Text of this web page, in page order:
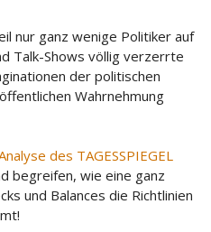
nur ganz wenige Politiker auf
Talk-Shows völlig verzerrte
der politischen
Wahrnehmung
des TAGESSPIEGEL
begreifen, wie eine ganz
und Balances die Richtlinien